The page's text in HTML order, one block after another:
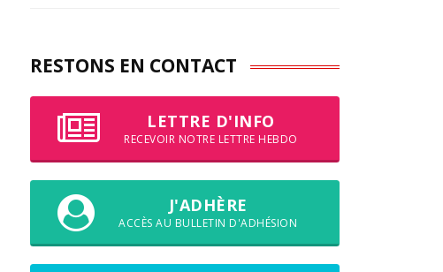
RESTONS EN CONTACT
LETTRE D'INFO
RECEVOIR NOTRE LETTRE HEBDO
J'ADHÈRE
ACCÈS AU BULLETIN D'ADHÉSION